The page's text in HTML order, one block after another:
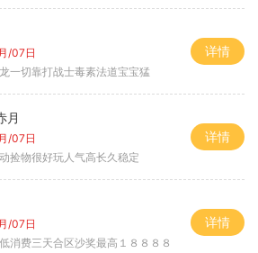
/07日
一切靠打战士毒素法道宝宝猛
详情
月
/07日
捡物很好玩人气高长久稳定
详情
/07日
消费三天合区沙奖最高１８８８８
详情